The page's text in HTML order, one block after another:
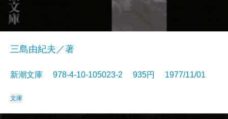
三島由紀夫／著
新潮文庫 978-4-10-105023-2 935円 1977/11/01
文庫